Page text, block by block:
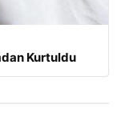
Kurtuldu